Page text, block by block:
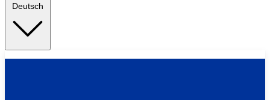
Deutsch